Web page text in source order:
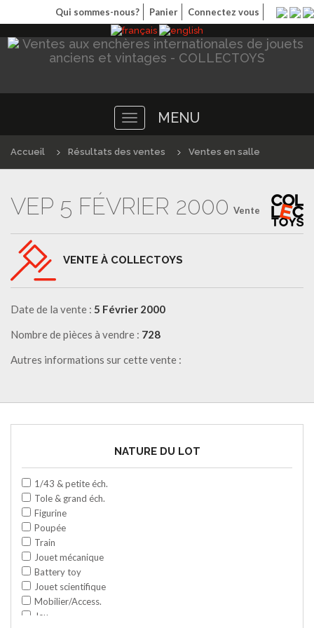
Qui sommes-nous? Panier Connectez vous
Toggle
navigation
MENU
Accueil Résultats des ventes Ventes en salle
Vente
VEP 5 FÉVRIER 2000
VENTE À COLLECTOYS
Date de la vente : 5 Février 2000
Nombre de pièces à vendre : 728
Autres informations sur cette vente :
NATURE DU LOT
1/43 & petite éch.
Tole & grand éch.
Figurine
Poupée
Train
Jouet mécanique
Battery toy
Jouet scientifique
Mobilier/Access.
Jeu